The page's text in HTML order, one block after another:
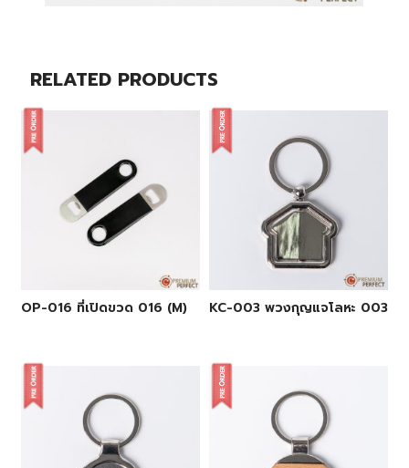
RELATED PRODUCTS
OP-016 ที่เปิดขวด 016 (M) KC-003 พวงกุญแจโลหะ 003